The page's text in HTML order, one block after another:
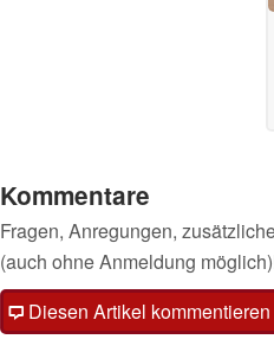
Kommentare
Fragen, Anregungen,
(auch ohne Anmeldung
Diesen Artikel